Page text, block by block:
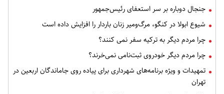
جنجال دوباره بر سر استعفای رئیس‌جمهور
شیوع ابولا در کنگو، مرگ‌ومیر زنان باردار را افزایش داده است
چرا مردم دیگر به ترکیه سفر نمی کنند؟
چرا مردم دیگر خودروی ثبت‌نامی نمی‌خرند؟
تمهیدات و ویژه برنامه‌های شهرداری برای پیاده روی جاماندگان اربعین در
تهران